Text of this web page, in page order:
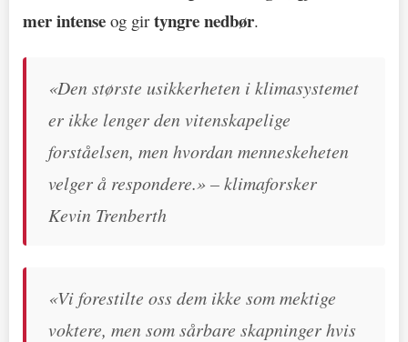
mer intense og girtyngre nedbør.
«Den største usikkerheten i klimasystemet
er ikke lenger den vitenskapelige
forståelsen, men hvordan menneskeheten
velger å respondere.» – klimaforsker
Kevin Trenberth
«Vi forestilte oss dem ikke som mektige
voktere, men som sårbare skapninger hvis